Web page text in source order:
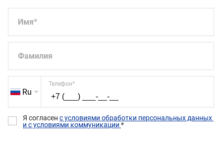
Имя*
Фамилия
Ru
Телефон*
Я согласен с условиями обработки персональных данных
и с условиями коммуникации *